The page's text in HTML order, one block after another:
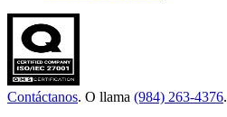
Contáctanos. O llama (984) 263-4376.